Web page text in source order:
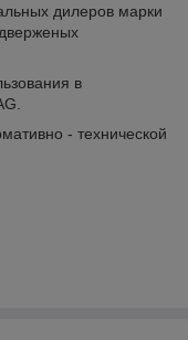
дилеров марки
в
- технической